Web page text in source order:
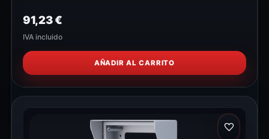
91,23€
IVA incluido
AÑADIR AL CARRITO